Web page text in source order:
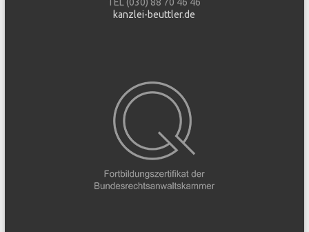
kanzlei-beuttler.de